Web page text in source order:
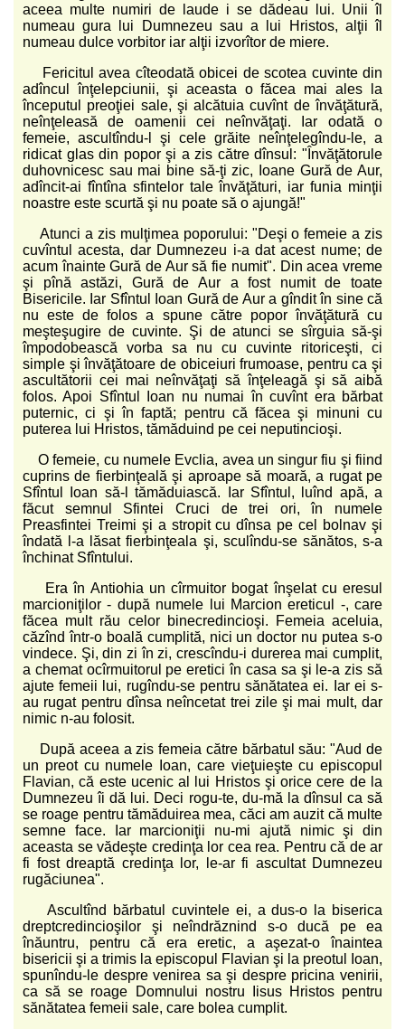
aceea multe numiri de laude i se dădeau lui. Unii îl
numeau gura lui Dumnezeu sau a lui Hristos, alţii îl
numeau dulce vorbitor iar alţii izvorîtor de miere.
Fericitul avea cîteodată obicei de scotea cuvinte din
adîncul înţelepciunii, şi aceasta o făcea mai ales la
începutul preoţiei sale, şi alcătuia cuvînt de învăţătură,
neînţeleasă de oamenii cei neînvăţaţi. Iar odată o
femeie, ascultîndu-l şi cele grăite neînţelegîndu-le, a
ridicat glas din popor şi a zis către dînsul: "Învăţătorule
duhovnicesc sau mai bine să-ţi zic, Ioane Gură de Aur,
adîncit-ai fîntîna sfintelor tale învăţături, iar funia minţii
noastre este scurtă şi nu poate să o ajungă!"
Atunci a zis mulţimea poporului: "Deşi o femeie a zis
cuvîntul acesta, dar Dumnezeu i-a dat acest nume; de
acum înainte Gură de Aur să fie numit". Din acea vreme
şi pînă astăzi, Gură de Aur a fost numit de toate
Bisericile. Iar Sfîntul Ioan Gură de Aur a gîndit în sine că
nu este de folos a spune către popor învăţătură cu
meşteşugire de cuvinte. Şi de atunci se sîrguia să-şi
împodobească vorba sa nu cu cuvinte ritoriceşti, ci
simple şi învăţătoare de obiceiuri frumoase, pentru ca şi
ascultătorii cei mai neînvăţaţi să înţeleagă şi să aibă
folos. Apoi Sfîntul Ioan nu numai în cuvînt era bărbat
puternic, ci şi în faptă; pentru că făcea şi minuni cu
puterea lui Hristos, tămăduind pe cei neputincioşi.
O femeie, cu numele Evclia, avea un singur fiu şi fiind
cuprins de fierbinţeală şi aproape să moară, a rugat pe
Sfîntul Ioan să-l tămăduiască. Iar Sfîntul, luînd apă, a
făcut semnul Sfintei Cruci de trei ori, în numele
Preasfintei Treimi şi a stropit cu dînsa pe cel bolnav şi
îndată l-a lăsat fierbinţeala şi, sculîndu-se sănătos, s-a
închinat Sfîntului.
Era în Antiohia un cîrmuitor bogat înşelat cu eresul
marcioniţilor - după numele lui Marcion ereticul -, care
făcea mult rău celor binecredincioşi. Femeia aceluia,
căzînd într-o boală cumplită, nici un doctor nu putea s-o
vindece. Şi, din zi în zi, crescîndu-i durerea mai cumplit,
a chemat ocîrmuitorul pe eretici în casa sa şi le-a zis să
ajute femeii lui, rugîndu-se pentru sănătatea ei. Iar ei s-
au rugat pentru dînsa neîncetat trei zile şi mai mult, dar
nimic n-au folosit.
După aceea a zis femeia către bărbatul său: "Aud de
un preot cu numele Ioan, care vieţuieşte cu episcopul
Flavian, că este ucenic al lui Hristos şi orice cere de la
Dumnezeu îi dă lui. Deci rogu-te, du-mă la dînsul ca să
se roage pentru tămăduirea mea, căci am auzit că multe
semne face. Iar marcioniţii nu-mi ajută nimic şi din
aceasta se vădeşte credinţa lor cea rea. Pentru că de ar
fi fost dreaptă credinţa lor, le-ar fi ascultat Dumnezeu
rugăciunea".
Ascultînd bărbatul cuvintele ei, a dus-o la biserica
dreptcredincioşilor şi neîndrăznind s-o ducă pe ea
înăuntru, pentru că era eretic, a aşezat-o înaintea
bisericii şi a trimis la episcopul Flavian şi la preotul Ioan,
spunîndu-le despre venirea sa şi despre pricina venirii,
ca să se roage Domnului nostru Iisus Hristos pentru
sănătatea femeii sale, care bolea cumplit.